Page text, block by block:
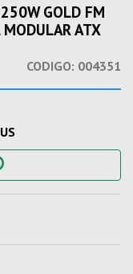
GOLD FM
ATX
CODIGO: 004351